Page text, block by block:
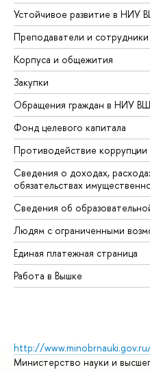
Устойчивое развитие в НИУ
Преподаватели и сотрудники
Корпуса и общежития
Закупки
Обращения граждан в НИУ
Фонд целевого капитала
Противодействие коррупции
Сведения о доходах,
обязательствах
Сведения об
Людям с ограниченными
Единая платежная страница
Работа в Вышке
http://
Министерство науки и